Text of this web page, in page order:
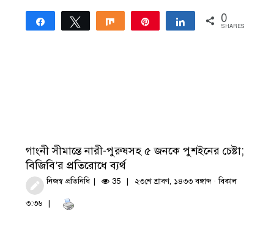
Share Tweet Share Share 0
SHARES
গাংনী সীমান্তে নারী-পুরুষসহ ৫ জনকে পুশইনের চেষ্টা;
বিজিবি’র প্রতিরোধে ব্যর্থ
নিজস্ব প্রতিনিধি 35 ২৩শে শ্রাবণ, ১৪৩৩ বঙ্গাব্দ · বিকাল
৩:৩৬